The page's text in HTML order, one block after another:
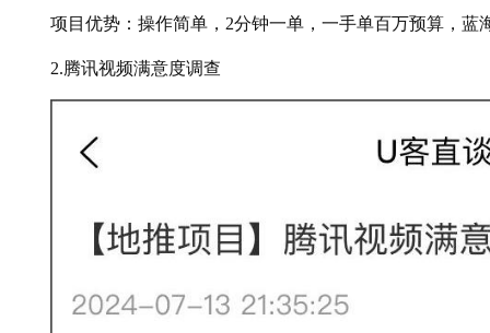
项目优势：操作简单，2分钟一单，一手单百万预算，蓝
2.腾讯视频满意度调查